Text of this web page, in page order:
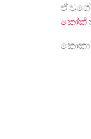
ඒ
කෝක්
කොකා